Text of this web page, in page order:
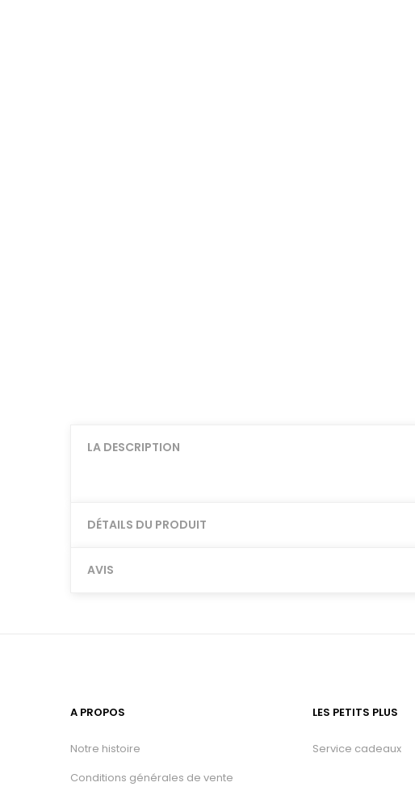
LA DESCRIPTION
DÉTAILS DU PRODUIT
AVIS
A PROPOS
Notre histoire
Conditions générales de vente
LES PETITS PLUS
Service cadeaux